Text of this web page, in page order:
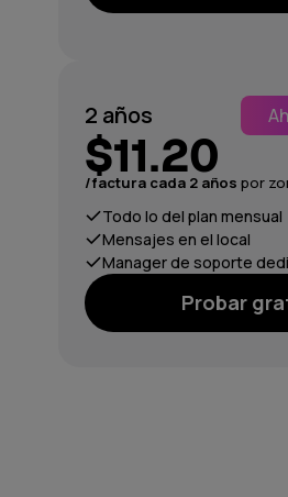
2 años
$11.20
/factura cada 2 años por
Todo lo del plan mensual
Mensajes en el local
Manager de soporte
Probar